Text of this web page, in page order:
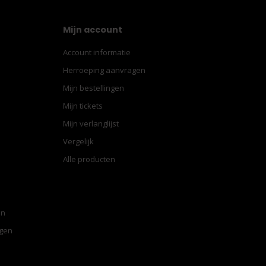
Mijn account
Account informatie
Herroeping aanvragen
Mijn bestellingen
Mijn tickets
Mijn verlanglijst
Vergelijk
Alle producten